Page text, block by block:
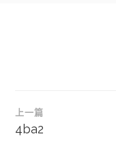
文
章
上一篇
4ba2